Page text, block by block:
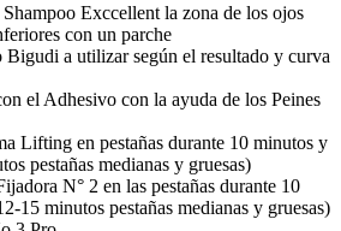
Exccellent la zona de los ojos
con un parche
a utilizar según el resultado y curva
el Adhesivo con la ayuda de los Peines
Lifting en pestañas durante 10 minutos y
pestañas medianas y gruesas)
N° 2 en las pestañas durante 10
15 minutos pestañas medianas y gruesas)